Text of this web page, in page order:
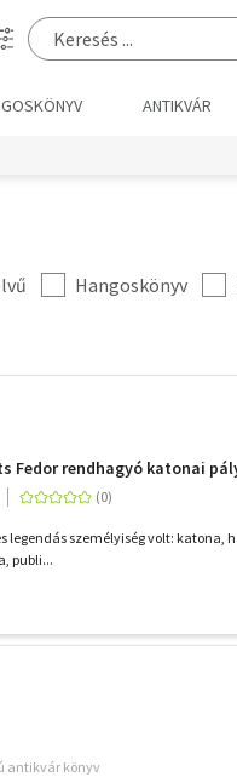
ANTIKVÁR
Hangoskönyv
Fedor rendhagyó katonai
legendás személyiség volt: katona,
publi...
antikvár könyv